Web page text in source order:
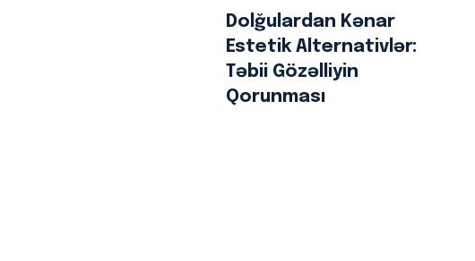
Dolğulardan Kənar
Estetik Alternativlər:
Təbii Gözəlliyin
Qorunması